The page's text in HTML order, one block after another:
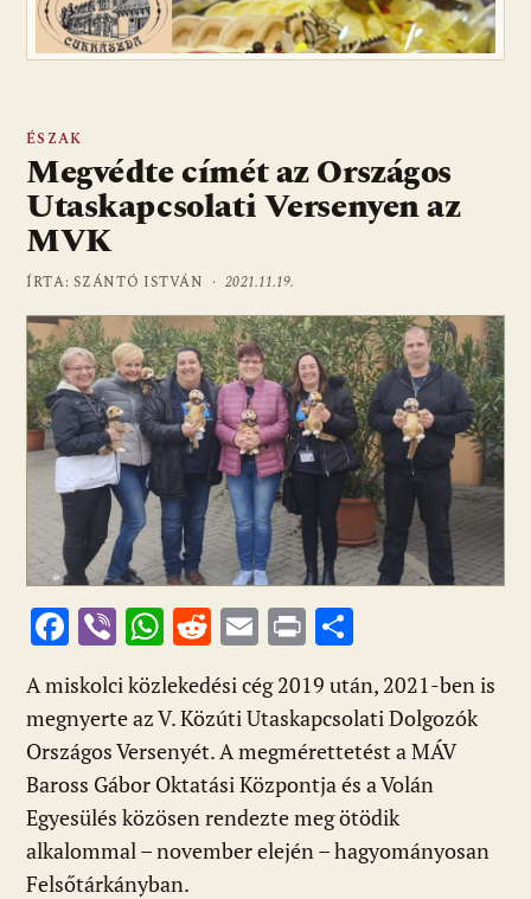
ÉSZAK
Megvédte címét az Országos
Utaskapcsolati Versenyen az
MVK
ÍRTA: SZÁNTÓ ISTVÁN ·2021.11.19.
F
ac
e
b
o
o
k
Vi
b
er
W
h
at
s
A
p
p
R
e
d
di
t
E
m
ai
l
Pr
in
t
ss
za
m
e
g
A miskolci közlekedési cég 2019 után, 2021-ben is
megnyerte az V. Közúti Utaskapcsolati Dolgozók
Országos Versenyét. A megmérettetést a MÁV
Baross Gábor Oktatási Központja és a Volán
Egyesülés közösen rendezte meg ötödik
alkalommal – november elején – hagyományosan
Felsőtárkányban.